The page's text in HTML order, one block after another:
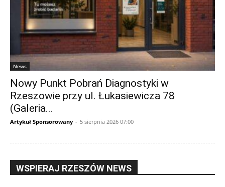
News
Nowy Punkt Pobrań Diagnostyki w
Rzeszowie przy ul. Łukasiewicza 78
(Galeria...
Artykuł Sponsorowany - 5 sierpnia 2026 07:00
WSPIERAJ RZESZÓW NEWS